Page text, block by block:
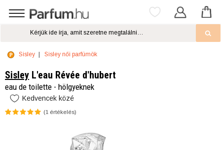
Sisley Sisley női parfümök
Sisley L'eau Révée d'hubert
eau de toilette - hölgyeknek
Kedvencek közé
(1 értékelés)